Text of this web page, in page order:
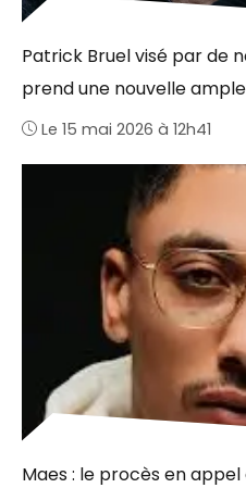
Patrick Bruel visé par de
prend une nouvelle
Le 15 mai 2026 à 12h41
Maes : le procès en